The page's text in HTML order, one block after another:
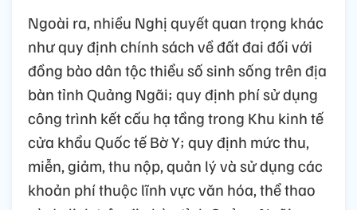
Ngoài ra, nhiều Nghị quyết quan trọng khác
như quy định chính sách về đất đai đối với
đồng bào dân tộc thiểu số sinh sống trên địa
bàn tỉnh Quảng Ngãi; quy định phí sử dụng
công trình kết cấu hạ tầng trong Khu kinh tế
cửa khẩu Quốc tế Bờ Y; quy định mức thu,
miễn, giảm, thu nộp, quản lý và sử dụng các
khoản phí thuộc lĩnh vực văn hóa, thể thao